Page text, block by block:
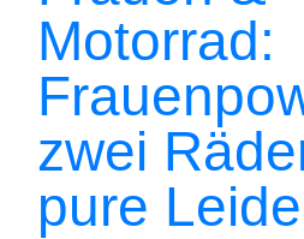
Motorrad:
zwei
pure